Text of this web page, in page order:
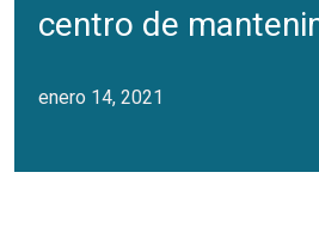
centro de
enero 14, 2021